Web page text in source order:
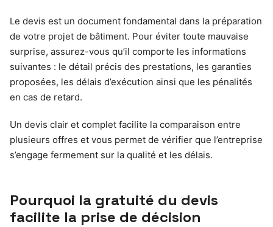
Le devis est un document fondamental dans la préparation
de votre projet de bâtiment. Pour éviter toute mauvaise
surprise, assurez-vous qu’il comporte les informations
suivantes : le détail précis des prestations, les garanties
proposées, les délais d’exécution ainsi que les pénalités
en cas de retard.
Un devis clair et complet facilite la comparaison entre
plusieurs offres et vous permet de vérifier que l’entreprise
s’engage fermement sur la qualité et les délais.
Pourquoi la gratuité du devis
facilite la prise de décision